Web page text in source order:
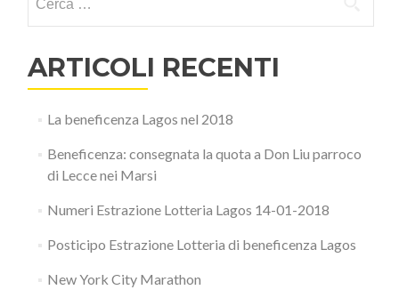
ARTICOLI RECENTI
La beneficenza Lagos nel 2018
Beneficenza: consegnata la quota a Don Liu parroco
di Lecce nei Marsi
Numeri Estrazione Lotteria Lagos 14-01-2018
Posticipo Estrazione Lotteria di beneficenza Lagos
New York City Marathon